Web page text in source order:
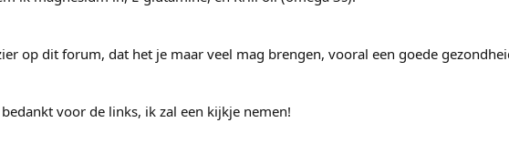
op dit forum, dat het je maar veel mag brengen, vooral een goede
voor de links, ik zal een kijkje nemen!